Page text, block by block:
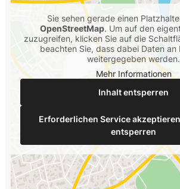
Sie sehen gerade einen
OpenStreetMap. Um auf den
zuzugreifen, klicken Sie auf die
beachten Sie, dass dabei Daten an
weitergegeben werden.
Mehr Informationen
Inhalt entsperren
Erforderlichen Service
entsperren